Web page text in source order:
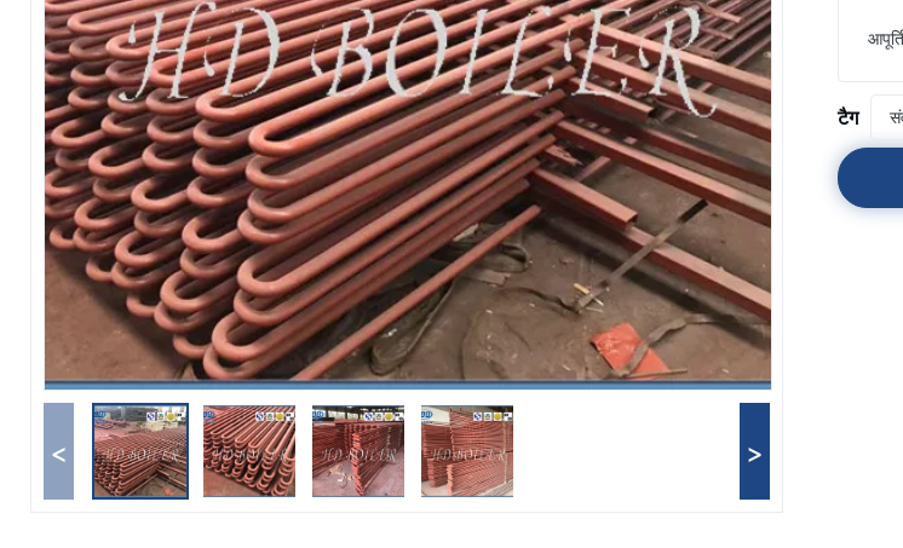
< >
टैग